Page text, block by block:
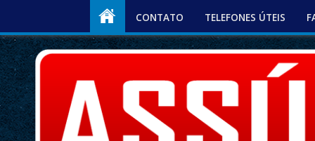
CONTATO TELEFONES ÚTEIS